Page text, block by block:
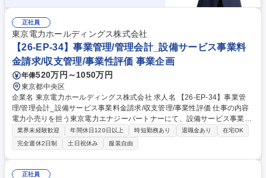
正社員
東京電力ホールディングス株式会社
【26-EP-34】事業管理/管理会計_設備サービス事業料
金請求/収支管理/事業性評価 事業企画
年俸520万円～1050万円
東京都中央区
企業名 東京電力ホールディングス株式会社 求人名 【26-EP-34】事業管
理/管理会計_設備サービス事業料金請求/収支管理/事業性評価 仕事の内容
電力小売りを担う東京電力エナジーパートナーにて、設備サービス事業の
運用を軸に、経理処理からサービスの方向性検討を担当。サービスを継続/
拡大・整理/撤退するかを含め、事業全体を俯瞰し、運用と改善を実施 ※
ご入社後は、ご経験を生かして、以下いずれかをお任せします。 ■現場支
援を行いながら、サービスの収支や有効性を評価し、拡大・整理(撤退含
む)に関する対応■新会計基準に沿った料金請求発行、収入管理などの運用
業界未経験歓迎 年間休日120日以上 時短勤務あり 退職金あり
在宅OK
完全週休2日制
土日祝休み 服装自由
正社員